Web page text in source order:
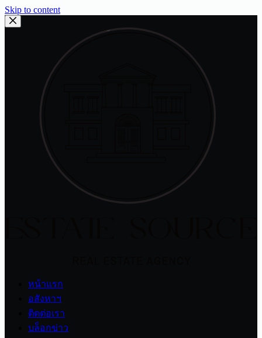
Skip to content
หน้าแรก
อสังหาฯ
ติดต่อเรา
บล็อกข่าว